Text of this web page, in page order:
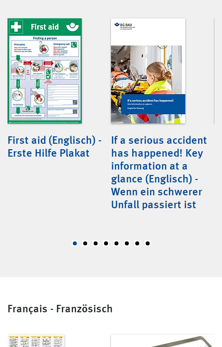
First aid (Englisch) -
Erste Hilfe Plakat
If a serious accident
has happened! Key
information at a
glance (Englisch) -
Wenn ein schwerer
Unfall passiert ist
Français - Französisch